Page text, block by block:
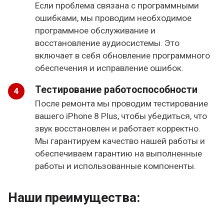
Если проблема связана с программными
ошибками, мы проводим необходимое
программное обслуживание и
восстановление аудиосистемы. Это
включает в себя обновление программного
обеспечения и исправление ошибок.
Тестирование работоспособности
После ремонта мы проводим тестирование
вашего iPhone 8 Plus, чтобы убедиться, что
звук восстановлен и работает корректно.
Мы гарантируем качество нашей работы и
обеспечиваем гарантию на выполненные
работы и использованные компоненты.
Наши преимущества: